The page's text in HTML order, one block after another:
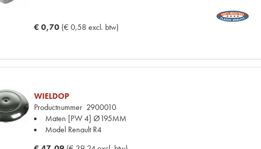
€ 0,70 (€ 0,58 excl. btw)
WIELDOP
Productnummer 2900010
Maten [PW 4] Ø195MM
Model Renault R4